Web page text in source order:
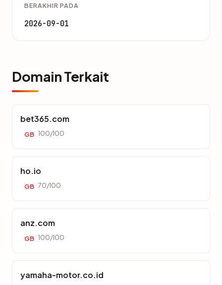
BERAKHIR PADA
2026-09-01
Domain Terkait
bet365.com
GB 100/100
ho.io
GB 70/100
anz.com
GB 100/100
yamaha-motor.co.id